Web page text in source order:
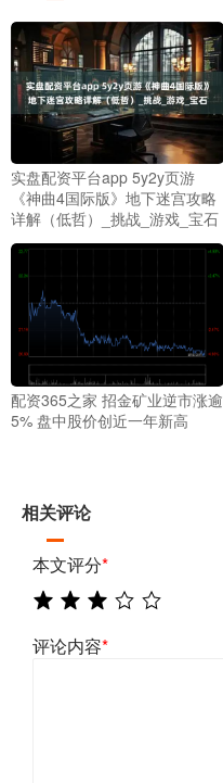
实盘配资平台app 5y2y页游
《神曲4国际版》地下迷宫攻略
详解（低哲）_挑战_游戏_宝石
配资365之家 招金矿业逆市涨逾
5% 盘中股价创近一年新高
相关评论
本文评分*
评论内容*